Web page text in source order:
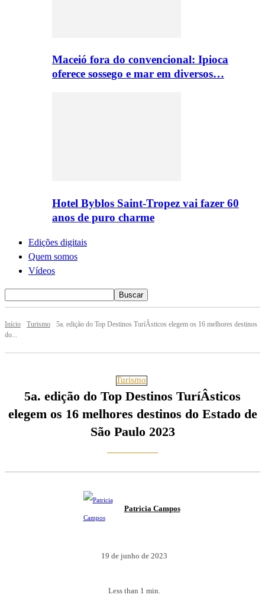
Maceió fora do convencional: Ipioca
oferece sossego e mar em diversos…
Hotel Byblos Saint-Tropez vai fazer 60
anos de puro charme
Edições digitais
Quem somos
Vídeos
Início Turismo
5a. edição do Top Destinos Turí­Â­sticos elegem os 16 melhores destinos
do...
Turismo
5a. edição do Top Destinos Turí­Â­sticos
elegem os 16 melhores destinos do Estado de
São Paulo 2023
Patricia Campos
19 de junho de 2023
Less than 1 min.